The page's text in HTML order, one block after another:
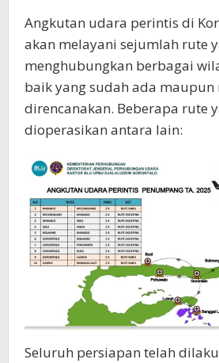
Angkutan udara perintis di
akan melayani sejumlah rute
menghubungkan berbagai
baik yang sudah ada
direncanakan. Beberapa rute
dioperasikan antara lain:
Seluruh persiapan telah